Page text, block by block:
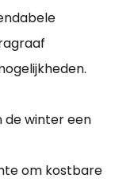
de winter een
om kostbare